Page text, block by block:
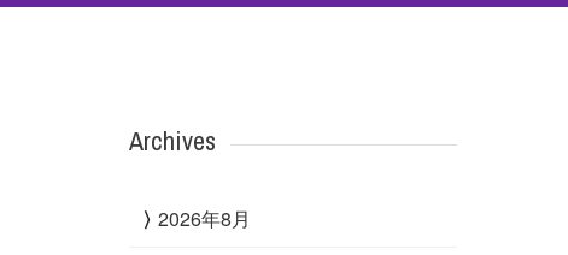
Archives
2026年8月